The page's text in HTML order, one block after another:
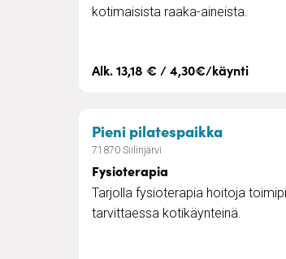
kotimaisista raaka-aineista.
Alk. 13,18 € / 4,30€/käynti
Pieni pilatespaikka–
71870 Siilinjärvi
Fysioterapia
Tarjolla fysioterapia hoitoja
tarvittaessa kotikäynteinä.